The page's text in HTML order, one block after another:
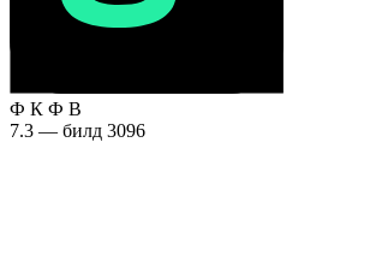
Ф К Ф В
7.3 — билд 3096